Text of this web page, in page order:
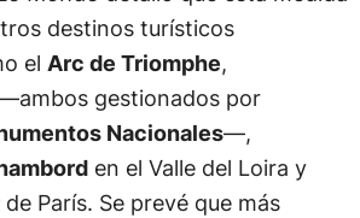
destinos turísticos
el Arc de Triomphe,
gestionados por
Nacionales—,
en el Valle del Loira y
de París. Se prevé que más